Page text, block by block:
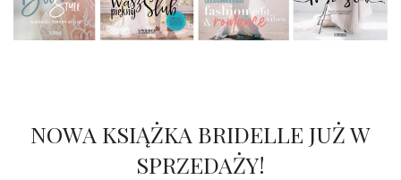
NOWA KSIĄŻKA BRIDELLE JUŻ W
SPRZEDAŻY!